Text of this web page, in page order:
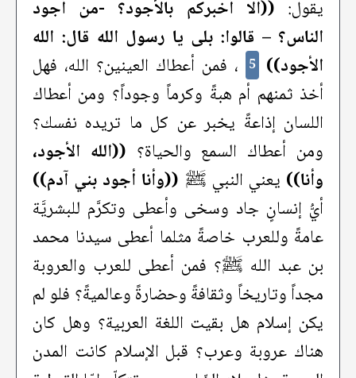
يقول: ((ألا أخبركم بالأجود؟ -من أجود
الناس؟ – قالوا: بلى يا رسول الله قال: الله
الأجود)) 5 ، فمن أعطاك العينين؟ الله، فهل
أخذ ثمنهم أم هبةً وكرماً وجوداً؟ ومن أعطاك
اللسان إذاعةً يخبر عن كل ما تريده نفسك؟
ومن أعطاك السمع والحياة؟ ((الله الأجود،
وأنا)) يعني النبي ﷺ ((وأنا أجود بني آدم))
أيُّ إنسانٍ جاد وسخى وأعطى وتكرَّم للبشريَّة
عامةً وللعرب خاصةً مثلما أعطى سيدنا محمد
بن عبد الله ﷺ؟ فمن أعطى للعرب والعروبة
مجداً وتاريخاً وثقافةً وحضارةً وعالميةً؟ فلو لم
يكن إسلام هل بقيت اللغة العربية؟ وهل كان
هناك عروبة وعرب؟ قبل الإسلام كانت المدن